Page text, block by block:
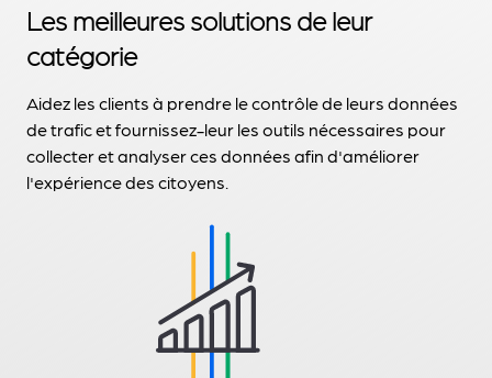
Les meilleures solutions de leur
catégorie
Aidez les clients à prendre le contrôle de leurs données
de trafic et fournissez-leur les outils nécessaires pour
collecter et analyser ces données afin d'améliorer
l'expérience des citoyens.